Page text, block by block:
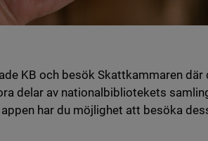
KB och besök Skattkammaren där
delar av nationalbibliotekets
har du möjlighet att besöka